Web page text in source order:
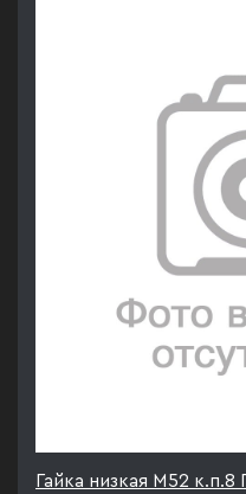
Гайка низкая М52